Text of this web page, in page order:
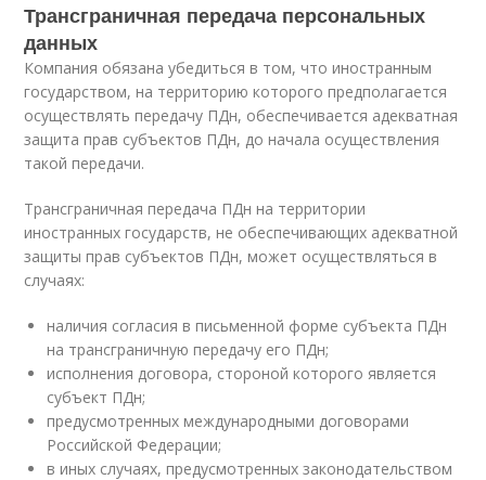
Трансграничная передача персональных
данных
Компания обязана убедиться в том, что иностранным
государством, на территорию которого предполагается
осуществлять передачу ПДн, обеспечивается адекватная
защита прав субъектов ПДн, до начала осуществления
такой передачи.
Трансграничная передача ПДн на территории
иностранных государств, не обеспечивающих адекватной
защиты прав субъектов ПДн, может осуществляться в
случаях:
наличия согласия в письменной форме субъекта ПДн
на трансграничную передачу его ПДн;
исполнения договора, стороной которого является
субъект ПДн;
предусмотренных международными договорами
Российской Федерации;
в иных случаях, предусмотренных законодательством